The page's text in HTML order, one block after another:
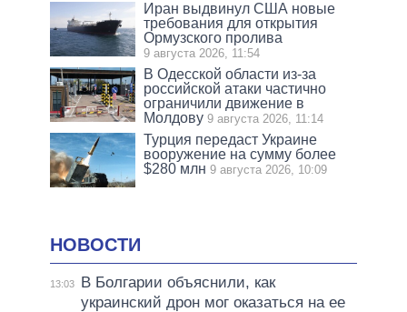
Иран выдвинул США новые
требования для открытия
Ормузского пролива
9 августа 2026, 11:54
В Одесской области из-за
российской атаки частично
ограничили движение в
Молдову 9 августа 2026, 11:14
Турция передаст Украине
вооружение на сумму более
$280 млн 9 августа 2026, 10:09
НОВОСТИ
13:03
В Болгарии объяснили, как
украинский дрон мог оказаться на ее